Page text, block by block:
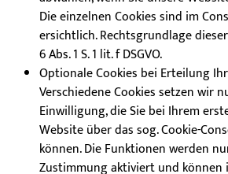
Die einzelnen Cookies sind im
ersichtlich. Rechtsgrundlage
6 Abs. 1 S. 1 lit. f DSGVO.
Optionale Cookies bei Erteilung
Verschiedene Cookies setzen wir
Einwilligung, die Sie bei Ihrem
Website über das sog. Cookie-
können. Die Funktionen werden
Zustimmung aktiviert und können